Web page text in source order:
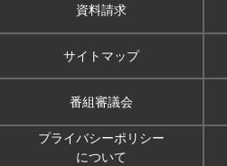
資料請求
サイトマップ
番組審議会
プライバシーポリシー
について